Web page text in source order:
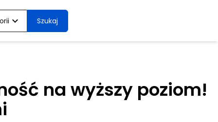
expand_more Szukaj
na wyższy poziom!